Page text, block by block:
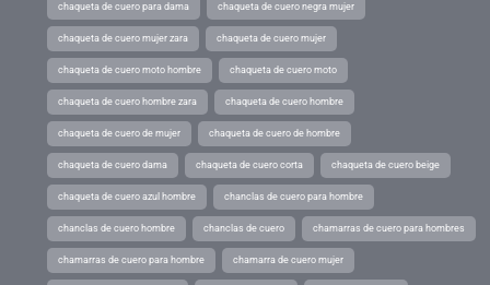
chaqueta de cuero para dama chaqueta de cuero negra mujer
chaqueta de cuero mujer zara chaqueta de cuero mujer
chaqueta de cuero moto hombre chaqueta de cuero moto
chaqueta de cuero hombre zara chaqueta de cuero hombre
chaqueta de cuero de mujer chaqueta de cuero de hombre
chaqueta de cuero dama chaqueta de cuero corta chaqueta de cuero beige
chaqueta de cuero azul hombre chanclas de cuero para hombre
chanclas de cuero hombre chanclas de cuero chamarras de cuero para hombres
chamarras de cuero para hombre chamarra de cuero mujer